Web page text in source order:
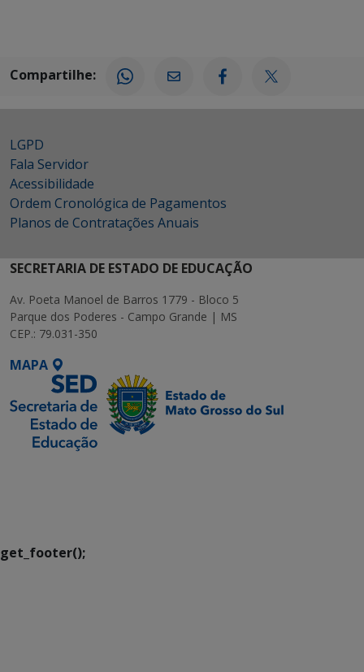
Compartilhe:
LGPD
Fala Servidor
Acessibilidade
Ordem Cronológica de Pagamentos
Planos de Contratações Anuais
SECRETARIA DE ESTADO DE EDUCAÇÃO
Av. Poeta Manoel de Barros 1779 - Bloco 5
Parque dos Poderes - Campo Grande | MS
CEP.: 79.031-350
MAPA
get_footer();